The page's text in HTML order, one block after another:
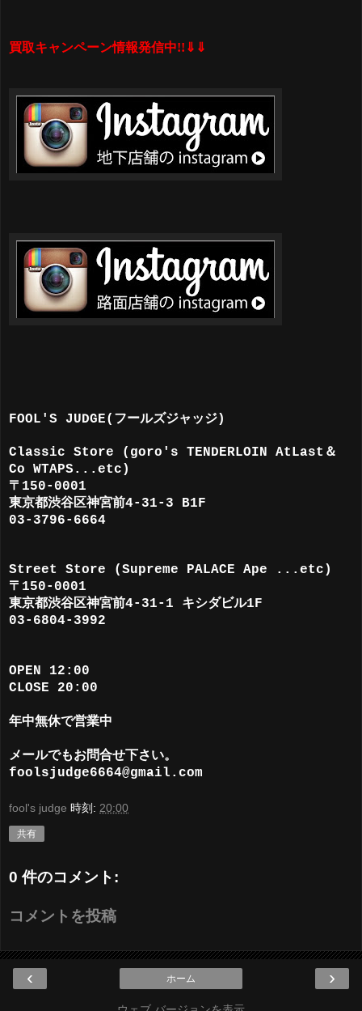
買取キャンペーン情報発信中!!⇓⇓
FOOL'S JUDGE(フールズジャッジ)
Classic Store (goro's TENDERLOIN AtLast＆
Co WTAPS ...etc)
〒150-0001
東京都渋谷区神宮前4-31-3 B1F
03-3796-6664
Street Store (Supreme PALACE Ape ...etc)
〒150-0001
東京都渋谷区神宮前4-31-1 キシダビル1F
03-6804-3992
OPEN 12:00
CLOSE 20:00
年中無休で営業中
メールでもお問合せ下さい。
foolsjudge6664@gmail.com
fool's judge 時刻: 20:00
共有
0 件のコメント:
コメントを投稿
‹ ›
ホーム